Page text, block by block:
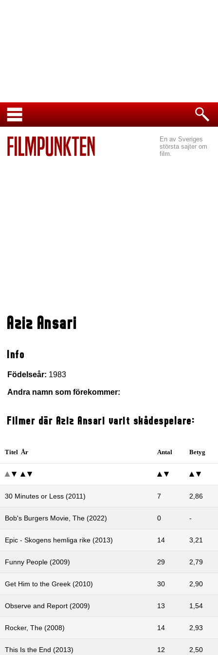
En av Sveriges
största sajter om
film.
Aziz Ansari
Info
Födelseår: 1983
Andra namn som förekommer:
Filmer där Aziz Ansari varit skådespelare:
Titel År Antal Betyg
30 Minutes or Less (2011) 7 2,86
Bob's Burgers Movie, The (2022) 0 -
Epic - Skogens hemliga rike (2013) 14 3,21
Funny People (2009) 29 2,79
Get Him to the Greek (2010) 30 2,90
Observe and Report (2009) 13 1,54
Rocker, The (2008) 14 2,93
This Is the End (2013) 12 2,50